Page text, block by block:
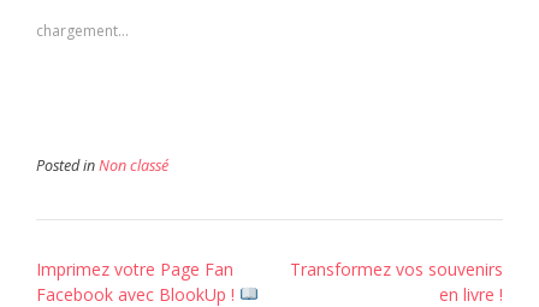
un
ami(ouvre
chargement…
Posted inNon classé
Post
navigation
Imprimez votre Page Fan
Facebook avec BlookUp !
Transformez vos souvenirs
en livre !